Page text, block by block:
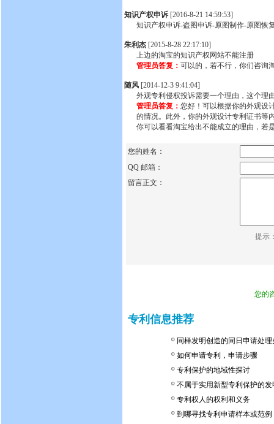
知识产权申诉[2016-8-21 14:59:53]
知识产权申诉-盗图申诉-原图制作-原图恢
朱利杰 [2015-8-28 22:17:10]
上边的淘宝的知识产权网站不能注册
管理员答复： 可以的，若不行，你们咨询
随风 [2014-12-3 9:41:04]
外观专利侵权投诉需要一个理由，这个理
管理员答复： 您好！可以根据你的外观设
的情况。此外，你的外观设计专利证书等
你可以看看淘宝给出不能成立的理由，若
您的姓名：
QQ 邮箱：
留言正文：
提示
您的
专利信息推荐
同样发明创造的同日申请处理
如何申请专利，申请步骤
专利保护的地域性探讨
不属于实用新型专利保护的
专利权人的权利和义务
到哪寻找专利申请样本或范例